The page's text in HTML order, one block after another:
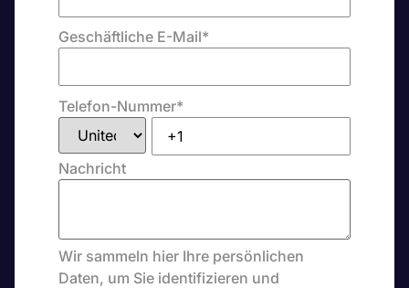
Geschäftliche E-Mail*
Telefon-Nummer*
Nachricht
Wir sammeln hier Ihre persönlichen
Daten, um Sie identifizieren und